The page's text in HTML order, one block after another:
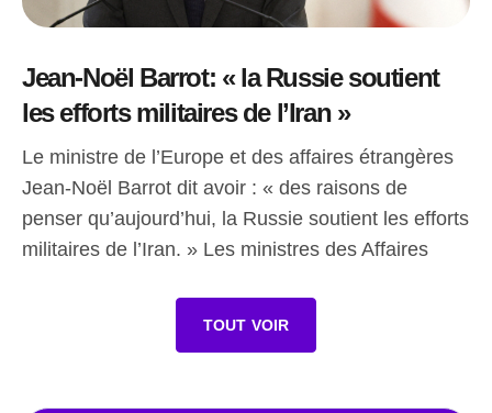
Jean-Noël Barrot: « la Russie soutient
les efforts militaires de l’Iran »
Le ministre de l’Europe et des affaires étrangères
Jean-Noël Barrot dit avoir : « des raisons de
penser qu’aujourd’hui, la Russie soutient les efforts
militaires de l’Iran. » Les ministres des Affaires
TOUT VOIR